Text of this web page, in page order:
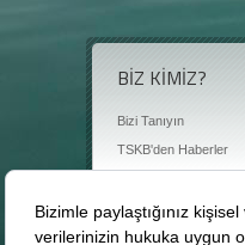
BİZ KİMİZ?
Bizi Tanıyın
TSKB'den Haberler
Basın Odası
Bize Ulaşın